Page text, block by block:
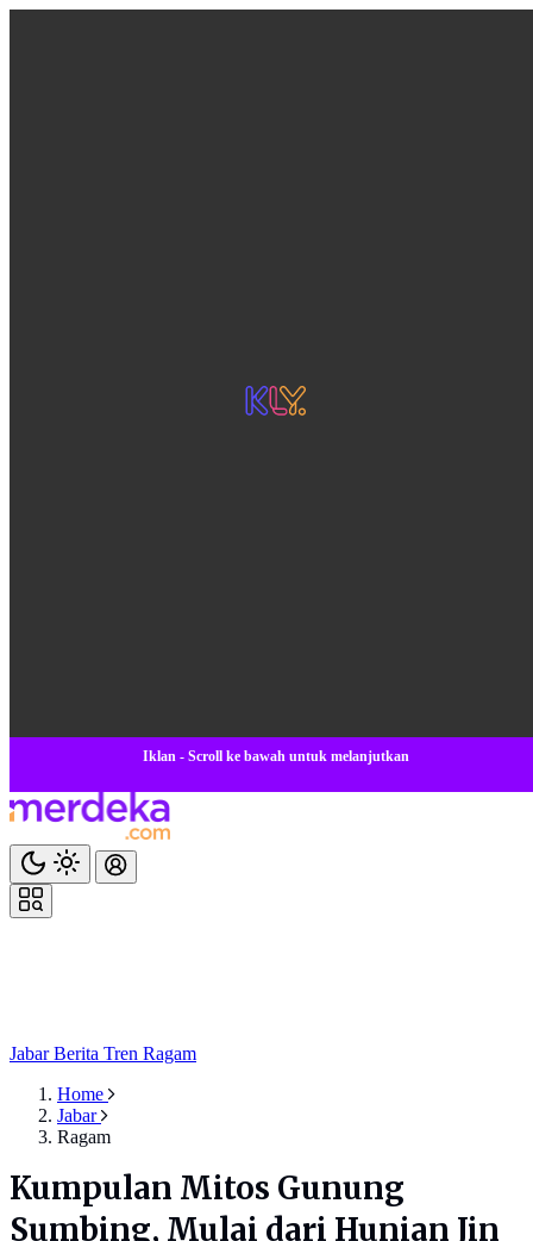
Iklan - Scroll ke bawah untuk melanjutkan
JabarBerita Tren Ragam
Home
Jabar
Ragam
Kumpulan Mitos Gunung
Sumbing, Mulai dari Hunian Jin